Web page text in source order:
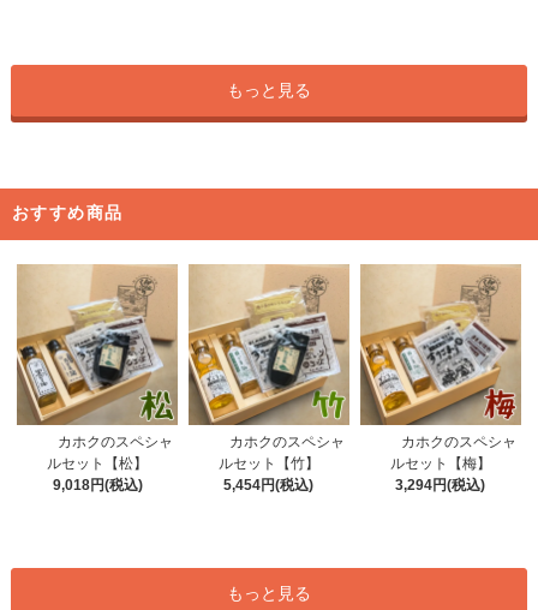
もっと見る
おすすめ商品
カホクのスペシャ
ルセット【松】
9,018円(税込)
カホクのスペシャ
ルセット【竹】
5,454円(税込)
カホクのスペシャ
ルセット【梅】
3,294円(税込)
もっと見る